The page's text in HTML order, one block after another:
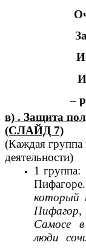
И
–
в) . Защита
(СЛАЙД 7)
(Каждая группа
деятельности)
1
который
Самосе в
люди